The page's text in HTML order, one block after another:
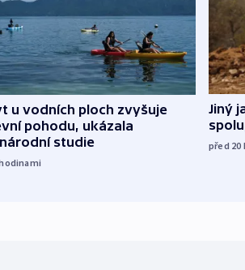
u vodních ploch zvyšuje
pohodu, ukázala
studie
Jiný
před 20